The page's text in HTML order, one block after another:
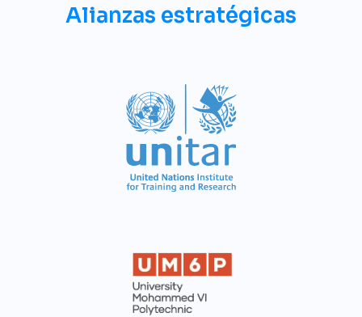
Alianzas estratégicas